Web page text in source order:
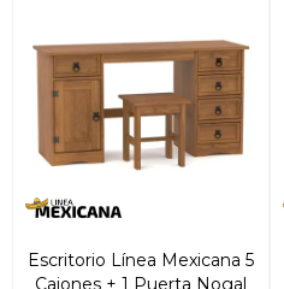
Escritorio Línea Mexicana 5
Cajones + 1 Puerta Nogal